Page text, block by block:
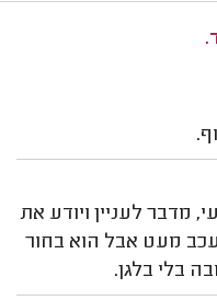
מדבר לעניין ויודע את
מעט אבל הוא בחור
בלי בלגן.